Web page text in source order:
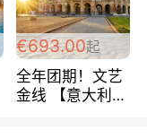
€693.00起
全年团期！文艺
金线 【意大利一